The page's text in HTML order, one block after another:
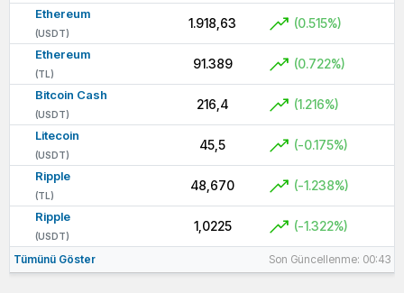
Ethereum
(USDT)
1.918,63 (0.515%)
Ethereum
(TL)
91.389 (0.722%)
Bitcoin Cash
(USDT)
216,4 (1.216%)
Litecoin
(USDT)
45,5 (-0.175%)
Ripple
(TL)
48,670 (-1.238%)
Ripple
(USDT)
1,0225 (-1.322%)
Tümünü Göster Son Güncellenme: 00:43